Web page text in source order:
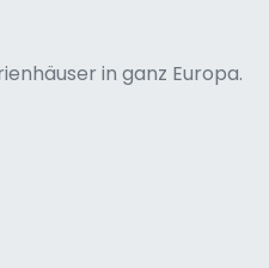
in ganz Europa.